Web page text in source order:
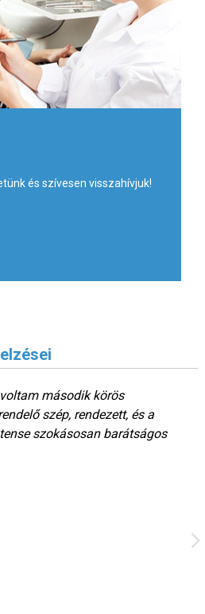
és szívesen visszahívjuk!
második körös
szép, rendezett, és a
szokásosan barátságos